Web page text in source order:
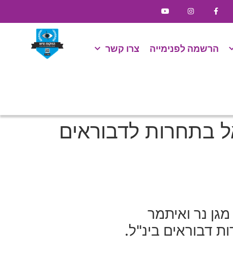
הרשמה לפנימייה צרו קשר
בתחרות לדבוראים
נר ואיתמר
דבוראים בינ"ל.